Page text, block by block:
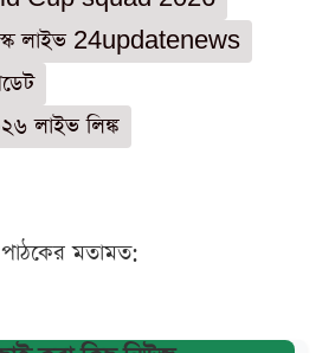
লাইভ 24updatenews
লাইভ লিঙ্ক
পাঠকের মতামত: